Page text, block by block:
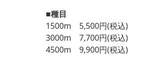
■種目
1500m 5,500円(税込)
3000m 7,700円(税込)
4500m 9,900円(税込)